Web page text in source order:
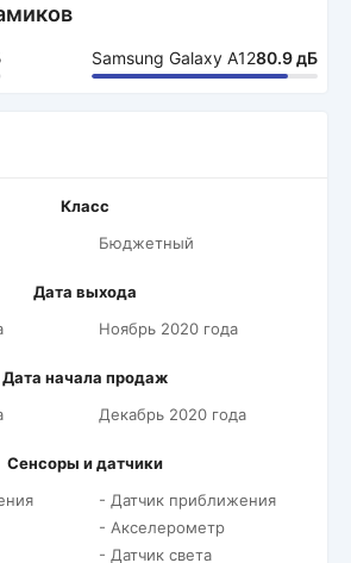
Samsung Galaxy A1280.9 дБ
Класс
Бюджетный
Дата выхода
Ноябрь 2020 года
Дата начала продаж
Декабрь 2020 года
Сенсоры и датчики
- Датчик приближения
- Акселерометр
- Датчик света